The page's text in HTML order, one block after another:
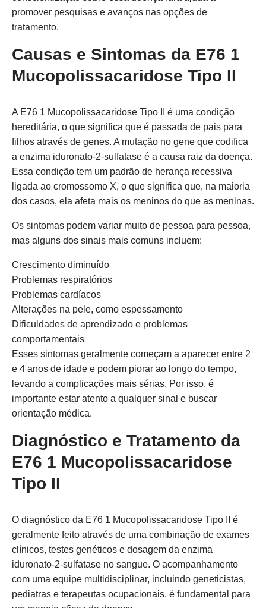
promover pesquisas e avanços nas opções de
tratamento.
Causas e Sintomas da E76 1
Mucopolissacaridose Tipo II
A E76 1 Mucopolissacaridose Tipo II é uma condição
hereditária, o que significa que é passada de pais para
filhos através de genes. A mutação no gene que codifica
a enzima iduronato-2-sulfatase é a causa raiz da doença.
Essa condição tem um padrão de herança recessiva
ligada ao cromossomo X, o que significa que, na maioria
dos casos, ela afeta mais os meninos do que as meninas.
Os sintomas podem variar muito de pessoa para pessoa,
mas alguns dos sinais mais comuns incluem:
Crescimento diminuído
Problemas respiratórios
Problemas cardíacos
Alterações na pele, como espessamento
Dificuldades de aprendizado e problemas
comportamentais
Esses sintomas geralmente começam a aparecer entre 2
e 4 anos de idade e podem piorar ao longo do tempo,
levando a complicações mais sérias. Por isso, é
importante estar atento a qualquer sinal e buscar
orientação médica.
Diagnóstico e Tratamento da
E76 1 Mucopolissacaridose
Tipo II
O diagnóstico da E76 1 Mucopolissacaridose Tipo II é
geralmente feito através de uma combinação de exames
clínicos, testes genéticos e dosagem da enzima
iduronato-2-sulfatase no sangue. O acompanhamento
com uma equipe multidisciplinar, incluindo geneticistas,
pediatras e terapeutas ocupacionais, é fundamental para